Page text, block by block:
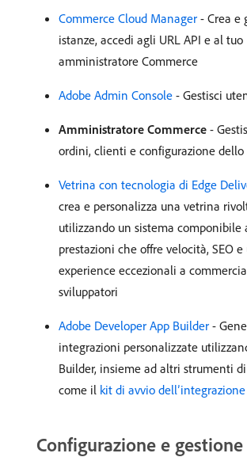
Commerce Cloud Manager - Crea e
istanze, accedi agli URL API e al tuo
amministratore Commerce
Adobe Admin Console - Gestisci
Amministratore Commerce -
ordini, clienti e configurazione dello
Vetrina con tecnologia di Edge
crea e personalizza una vetrina
utilizzando un sistema componibile
prestazioni che offre velocità, SEO e
experience eccezionali a
sviluppatori
Adobe Developer App Builder -
integrazioni personalizzate
Builder, insieme ad altri strumenti
come il kit di avvio dell’integrazione
Configurazione e gestione